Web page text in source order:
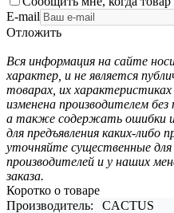
E-mail
Отложить
Вся информация на сайте
характер, и не является
товарах, их
изменена производителем без
а также содержать ошибки
для предъявления каких-либо
уточняйте существенные
производителей и у наших
заказа.
Коротко о товаре
Производитель:
CACTUS